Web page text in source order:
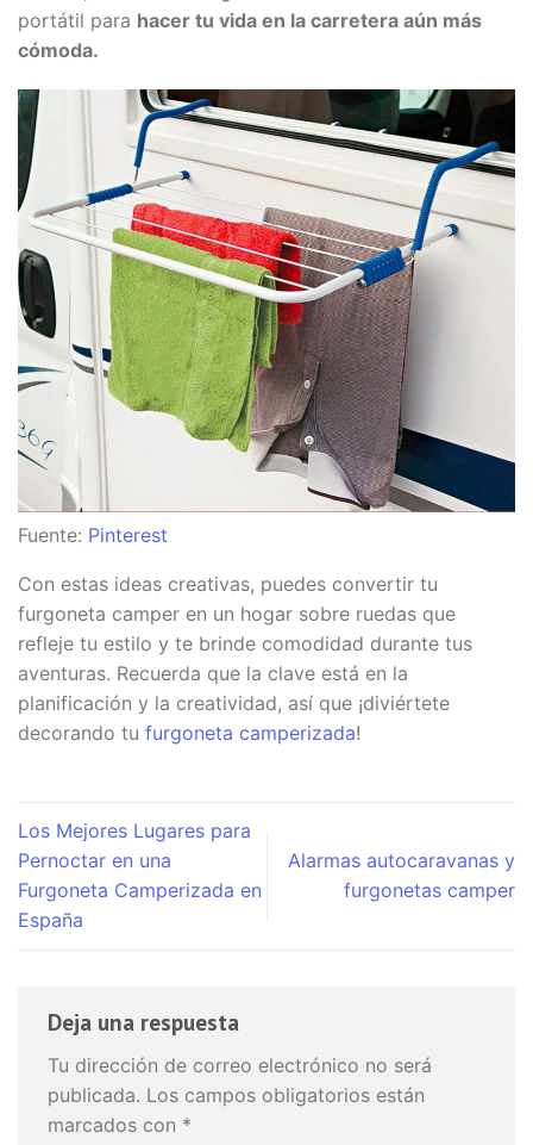
portátil para hacer tu vida en la carretera aún más
cómoda.
Fuente: Pinterest
Con estas ideas creativas, puedes convertir tu
furgoneta camper en un hogar sobre ruedas que
refleje tu estilo y te brinde comodidad durante tus
aventuras. Recuerda que la clave está en la
planificación y la creatividad, así que ¡diviértete
decorando tu furgoneta camperizada!
Los Mejores Lugares para
Pernoctar en una
Furgoneta Camperizada en
España
Alarmas autocaravanas y
furgonetas camper
Deja una respuesta
Tu dirección de correo electrónico no será
publicada. Los campos obligatorios están
marcados con *